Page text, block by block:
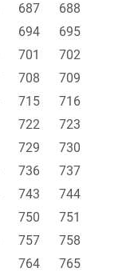
687
688
694
695
701
702
708
709
715
716
722
723
729
730
736
737
743
744
750
751
757
758
764
765